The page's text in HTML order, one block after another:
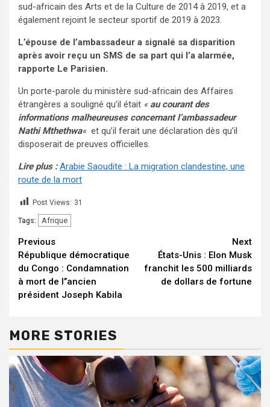
sud-africain des Arts et de la Culture de 2014 à 2019, et a
également rejoint le secteur sportif de 2019 à 2023.
L’épouse de l’ambassadeur a signalé sa disparition
après avoir reçu un SMS de sa part qui l’a alarmée,
rapporte Le Parisien.
Un porte-parole du ministère sud-africain des Affaires
étrangères a souligné qu’il était « au courant des
informations malheureuses concernant l’ambassadeur
Nathi Mthethwa« et qu’il ferait une déclaration dès qu’il
disposerait de preuves officielles.
Lire plus :Arabie Saoudite : La migration clandestine, une
route de la mort
Post Views: 31
Tags: Afrique
Continue
Reading
Previous
République démocratique
du Congo : Condamnation
à mort de l’’ancien
président Joseph Kabila
Next
États-Unis : Elon Musk
franchit les 500 milliards
de dollars de fortune
MORE STORIES